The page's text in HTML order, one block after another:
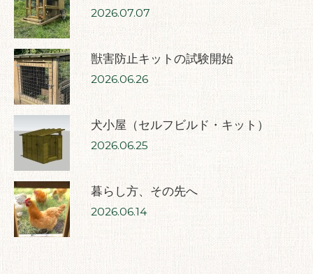
2026.07.07
獣害防止キットの試験開始
2026.06.26
犬小屋（セルフビルド・キット）
2026.06.25
暮らし方、その先へ
2026.06.14